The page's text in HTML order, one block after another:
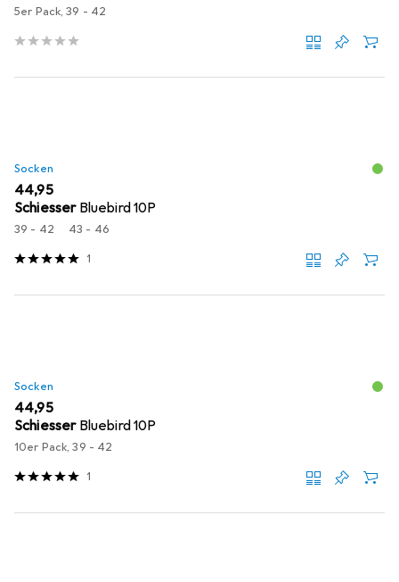
5er Pack, 39 - 42
Socken
EUR
44,95
Schiesser Bluebird 10P
39 - 42 43 - 46
1
Socken
EUR
44,95
Schiesser Bluebird 10P
10er Pack, 39 - 42
1